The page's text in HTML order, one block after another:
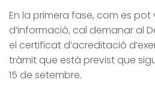
En la primera fase, com es
d’informació, cal demanar al
el certificat d’acreditació
tràmit que està previst que
15 de setembre.